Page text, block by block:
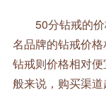
50分钻戒的价
名品牌的钻戒价
钻戒则价格相对
般来说，购买渠道